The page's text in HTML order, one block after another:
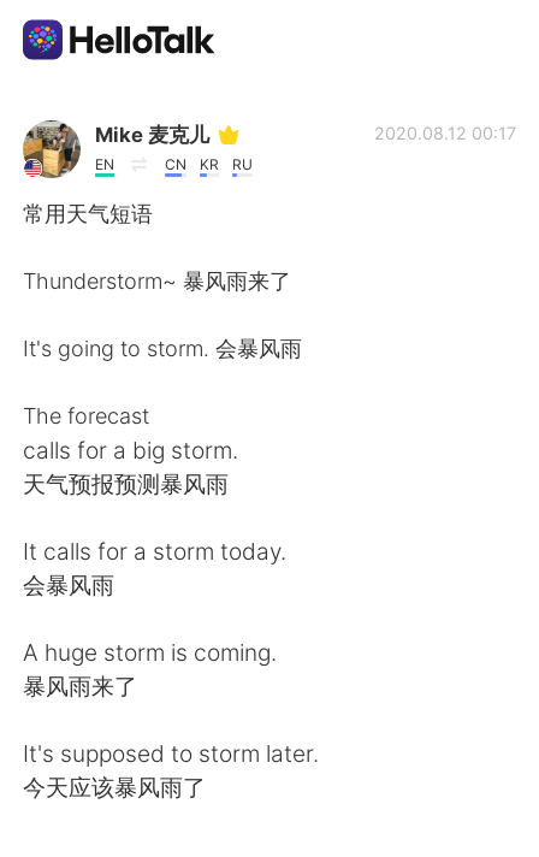
Aplicación de intercambio de idiomas
AI Grammar Checker
English 简体中文
繁體中文
Français
日本語 한국어
Indonesia Italiano
Português
Mike 麦克儿
EN CN KR RU
2020.08.12 00:17
常用天气短语
Thunderstorm~ 暴风雨来了
It's going to storm. 会暴风雨
The forecast
calls for a big storm.
天气预报预测暴风雨
It calls for a storm today.
会暴风雨
A huge storm is coming.
暴风雨来了
It's supposed to storm later.
今天应该暴风雨了